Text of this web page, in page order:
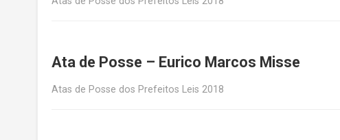
Ata de Posse – Eurico Marcos Misse
Atas de Posse dos Prefeitos Leis 2018